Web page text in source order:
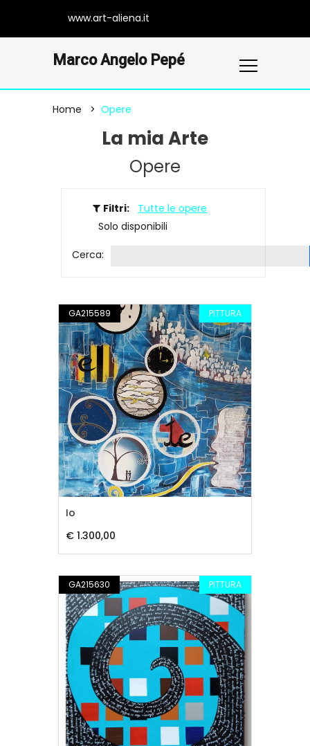
www.art-aliena.it
Marco Angelo Pepé
Home Opere
La mia Arte
Opere
Filtri:
Tutte le opere
Solo disponibili
Cerca:
GA215589 PITTURA
Io
€ 1.300,00
GA215630 PITTURA